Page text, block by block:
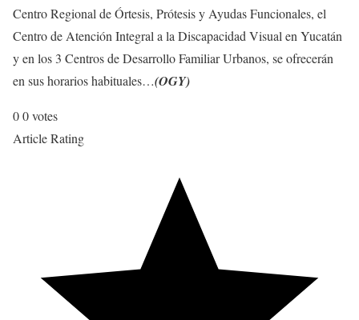
Centro Regional de Órtesis, Prótesis y Ayudas Funcionales, el
Centro de Atención Integral a la Discapacidad Visual en Yucatán
y en los 3 Centros de Desarrollo Familiar Urbanos, se ofrecerán
en sus horarios habituales…(OGY)
00votes
Article Rating